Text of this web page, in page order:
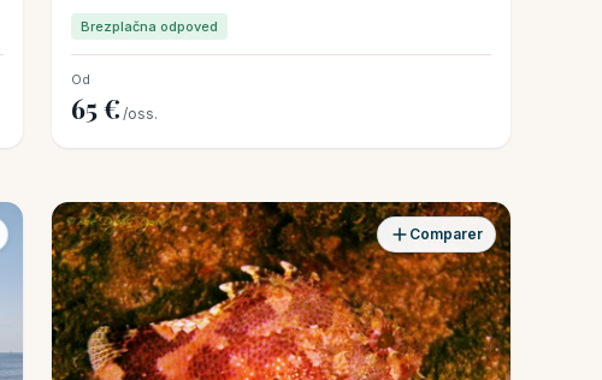
Brezplačna odpoved
Od
65 € /oss.
Comparer